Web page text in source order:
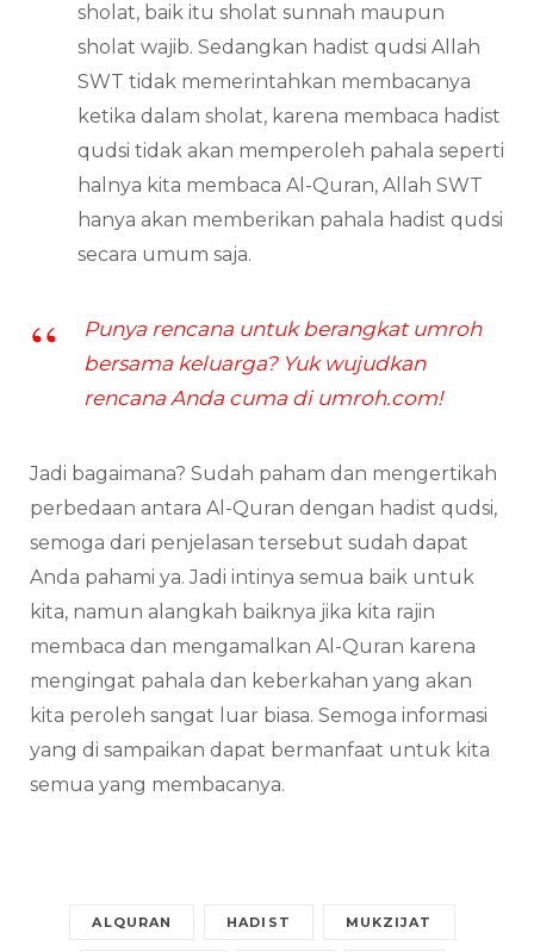
sholat, baik itu sholat sunnah maupun
sholat wajib. Sedangkan hadist qudsi Allah
SWT tidak memerintahkan membacanya
ketika dalam sholat, karena membaca hadist
qudsi tidak akan memperoleh pahala seperti
halnya kita membaca Al-Quran, Allah SWT
hanya akan memberikan pahala hadist qudsi
secara umum saja.
Punya rencana untuk berangkat umroh
bersama keluarga? Yuk wujudkan
rencana Anda cuma di umroh.com!
Jadi bagaimana? Sudah paham dan mengertikah
perbedaan antara Al-Quran dengan hadist qudsi,
semoga dari penjelasan tersebut sudah dapat
Anda pahami ya. Jadi intinya semua baik untuk
kita, namun alangkah baiknya jika kita rajin
membaca dan mengamalkan Al-Quran karena
mengingat pahala dan keberkahan yang akan
kita peroleh sangat luar biasa. Semoga informasi
yang di sampaikan dapat bermanfaat untuk kita
semua yang membacanya.
ALQURAN HADIST MUKZIJAT